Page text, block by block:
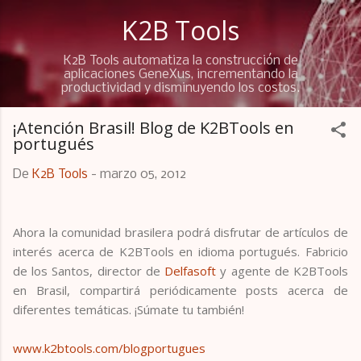
Ir al contenido principal
K2B Tools
K2B Tools automatiza la construcción de
aplicaciones GeneXus, incrementando la
productividad y disminuyendo los costos.
¡Atención Brasil! Blog de K2BTools en
portugués
De K2B Tools - marzo 05, 2012
Ahora la comunidad brasilera podrá disfrutar de artículos de
interés acerca de K2BTools en idioma portugués. Fabricio
de los Santos, director de Delfasoft y agente de K2BTools
en Brasil, compartirá periódicamente posts acerca de
diferentes temáticas. ¡Súmate tu también!
www.k2btools.com/blogportugues